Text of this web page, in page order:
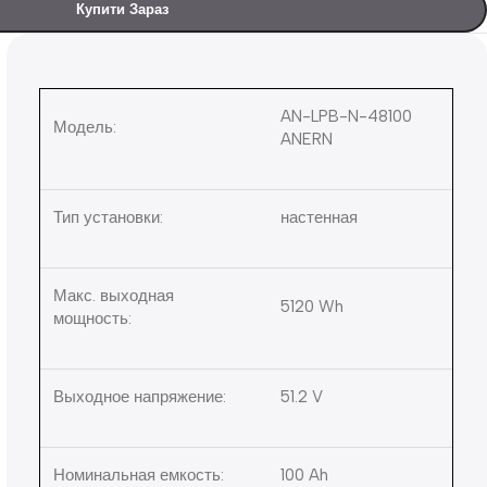
Купити Зараз
Модель:
AN-LPB-N-48100
ANERN
Тип установки: настенная
Макс. выходная
мощность:
5120 Wh
Выходное напряжение: 51.2 V
Номинальная емкость: 100 Ah